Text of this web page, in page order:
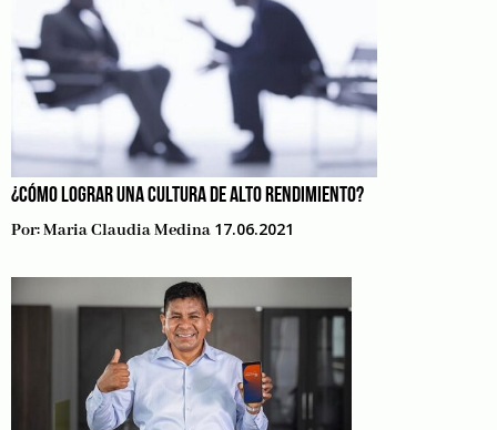
¿CÓMO LOGRAR UNA CULTURA DE ALTO RENDIMIENTO?
Por:Maria Claudia Medina 17.06.2021